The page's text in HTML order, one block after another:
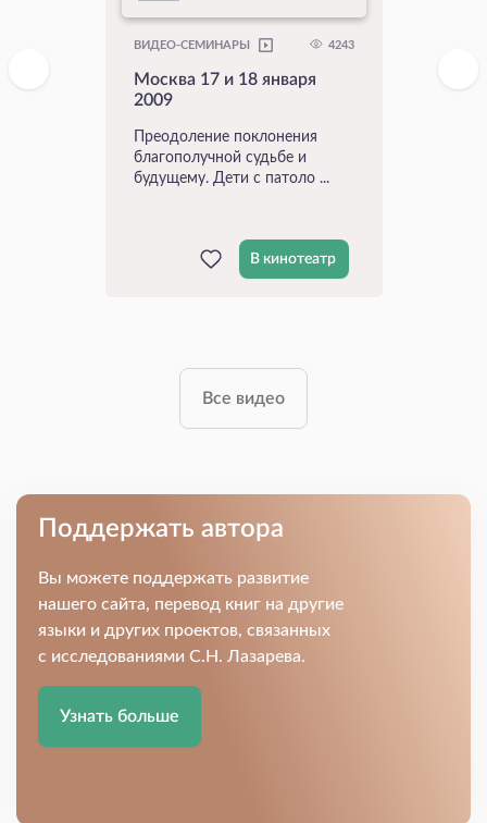
ВИДЕО-СЕМИНАРЫ 4243
Москва 17 и 18 января
2009
Преодоление поклонения
благополучной судьбе и
будущему. Дети с патоло ...
В кинотеатр
Все видео
Поддержать автора
Вы можете поддержать развитие
нашего сайта, перевод книг на другие
языки и других проектов, связанных
с исследованиями С.Н. Лазарева.
Узнать больше